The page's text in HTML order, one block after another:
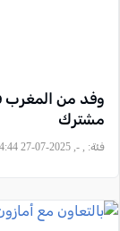
وفد من المغرب
مشترك
فئة: , -, 2025-07-27 22:04:44